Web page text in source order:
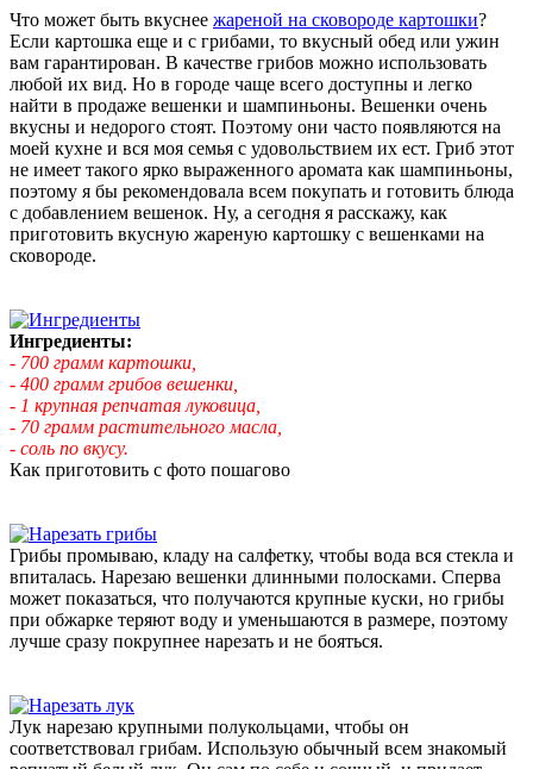
Что может быть вкуснее жареной на сковороде картошки?
Если картошка еще и с грибами, то вкусный обед или ужин
вам гарантирован. В качестве грибов можно использовать
любой их вид. Но в городе чаще всего доступны и легко
найти в продаже вешенки и шампиньоны. Вешенки очень
вкусны и недорого стоят. Поэтому они часто появляются на
моей кухне и вся моя семья с удовольствием их ест. Гриб этот
не имеет такого ярко выраженного аромата как шампиньоны,
поэтому я бы рекомендовала всем покупать и готовить блюда
с добавлением вешенок. Ну, а сегодня я расскажу, как
приготовить вкусную жареную картошку с вешенками на
сковороде.
Ингредиенты:
- 700 грамм картошки,
- 400 грамм грибов вешенки,
- 1 крупная репчатая луковица,
- 70 грамм растительного масла,
- соль по вкусу.
Как приготовить с фото пошагово
Грибы промываю, кладу на салфетку, чтобы вода вся стекла и
впиталась. Нарезаю вешенки длинными полосками. Сперва
может показаться, что получаются крупные куски, но грибы
при обжарке теряют воду и уменьшаются в размере, поэтому
лучше сразу покрупнее нарезать и не бояться.
Лук нарезаю крупными полукольцами, чтобы он
соответствовал грибам. Использую обычный всем знакомый